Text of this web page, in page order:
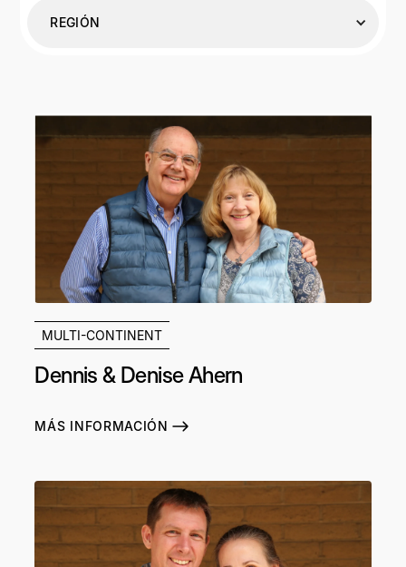
REGIÓN
MULTI-CONTINENT
Dennis & Denise Ahern
MÁS INFORMACIÓN